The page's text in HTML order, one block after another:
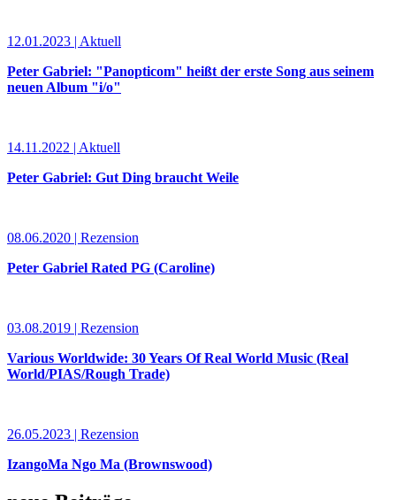
12.01.2023 | Aktuell
Peter Gabriel: "Panopticom" heißt der erste Song aus seinem
neuen Album "i/o"
14.11.2022 | Aktuell
Peter Gabriel: Gut Ding braucht Weile
08.06.2020 | Rezension
Peter Gabriel Rated PG (Caroline)
03.08.2019 | Rezension
Various Worldwide: 30 Years Of Real World Music (Real
World/PIAS/Rough Trade)
26.05.2023 | Rezension
IzangoMa Ngo Ma (Brownswood)